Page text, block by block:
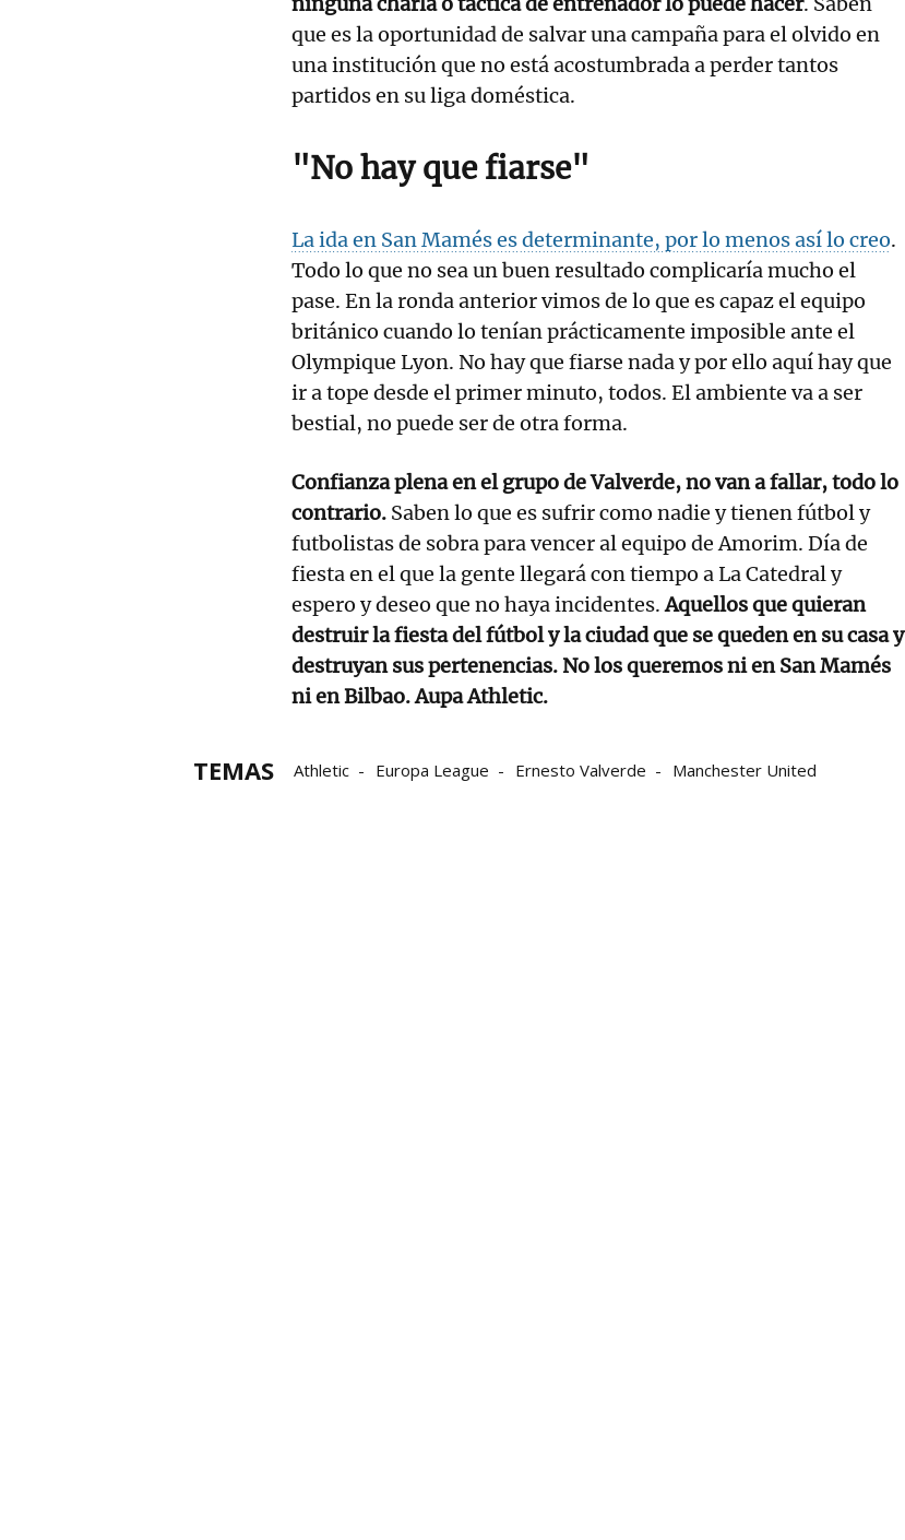
que es la oportunidad de salvar una campaña para el olvido en
una institución que no está acostumbrada a perder tantos
partidos en su liga doméstica.
"No hay que fiarse"
La ida en San Mamés es determinante, por lo menos así lo creo.
Todo lo que no sea un buen resultado complicaría mucho el
pase. En la ronda anterior vimos de lo que es capaz el equipo
británico cuando lo tenían prácticamente imposible ante el
Olympique Lyon. No hay que fiarse nada y por ello aquí hay que
ir a tope desde el primer minuto, todos. El ambiente va a ser
bestial, no puede ser de otra forma.
Confianza plena en el grupo de Valverde, no van a fallar, todo lo
contrario. Saben lo que es sufrir como nadie y tienen fútbol y
futbolistas de sobra para vencer al equipo de Amorim. Día de
fiesta en el que la gente llegará con tiempo a La Catedral y
espero y deseo que no haya incidentes.Aquellos que quieran
destruir la fiesta del fútbol y la ciudad que se queden en su casa y
destruyan sus pertenencias. No los queremos ni en San Mamés
ni en Bilbao. Aupa Athletic.
TEMAS Athletic Europa League Ernesto Valverde Manchester United